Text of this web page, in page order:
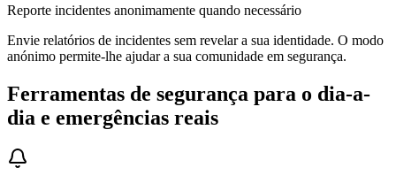
Reporte incidentes anonimamente quando necessário
Envie relatórios de incidentes sem revelar a sua identidade. O modo
anónimo permite-lhe ajudar a sua comunidade em segurança.
Ferramentas de segurança para o dia-a-
dia e emergências reais